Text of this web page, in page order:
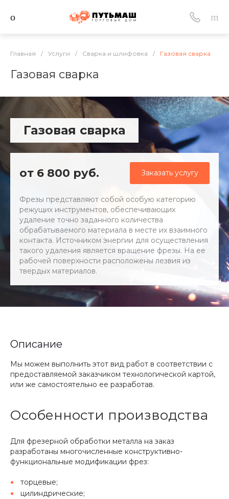
Главная / Услуги / Сварка и шлифовка / Газовая сварка
Газовая сварка
Газовая сварка
от 6 800 руб. Заказать услугу
Фрезы представляют собой особую категорию
режущих инструментов, обеспечивающих
удаление точно заданного количества
обрабатываемого материала в месте их взаимного
контакта. Источником энергии для осуществления
такого удаления является вращение фрезы. На ее
рабочей поверхности расположены лезвия из
твердых материалов.
Описание
Мы можем выполнить этот вид работ в соответствии с
предоставляемой заказчиком технологической картой,
или же самостоятельно ее разработав.
Особенности производства
Для фрезерной обработки металла на заказ
разработаны многочисленные конструктивно-
функциональные модификации фрез:
торцевые;
цилиндрические;